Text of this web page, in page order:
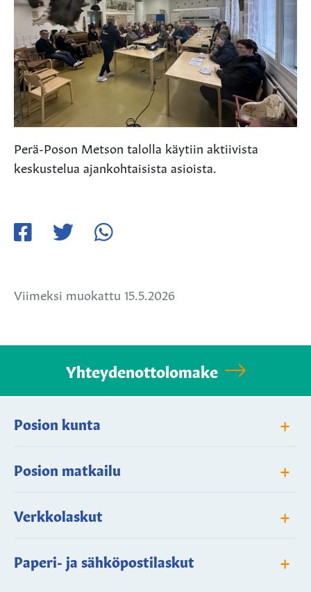
Perä-Poson Metson talolla käytiin aktiivista
keskustelua ajankohtaisista asioista.
Viimeksi muokattu 15.5.2026
Yhteydenottolomake
Posion kunta +
Posion matkailu +
Verkkolaskut +
Paperi- ja sähköpostilaskut +